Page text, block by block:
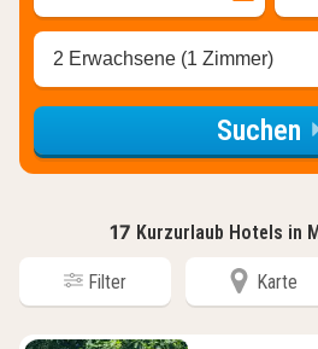
2 Erwachsene (1 Zimmer)
Suchen
17 Kurzurlaub Hotels in
Filter Karte